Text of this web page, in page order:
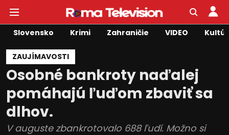
Slovensko Krimi Zahraničie VIDEO
ZAUJÍMAVOSTI
Osobné bankroty naďalej
pomáhajú ľuďom zbaviť sa
dlhov.
V auguste zbankrotovalo 688 ľudí. Možno si